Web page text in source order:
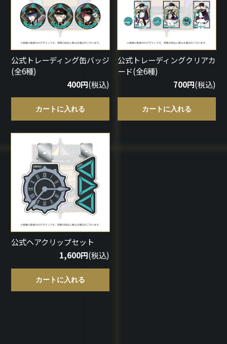
公式トレーディング缶バッジ
(全6種)
400円(税込)
カートに入れる
公式トレーディングクリアカ
ード(全6種)
700円(税込)
カートに入れる
公式ヘアクリップセット
1,600円(税込)
カートに入れる